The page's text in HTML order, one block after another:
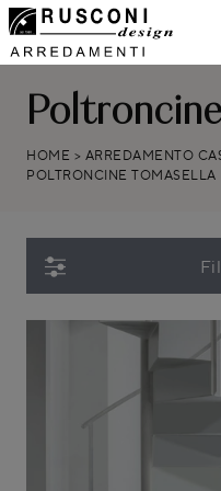
HOME > ARREDAMENTO
POLTRONCINE TOMASELLA